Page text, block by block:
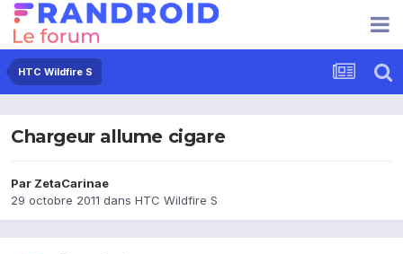
HTC Wildfire S
Chargeur allume cigare
Par ZetaCarinae
29 octobre 2011 dans HTC Wildfire S